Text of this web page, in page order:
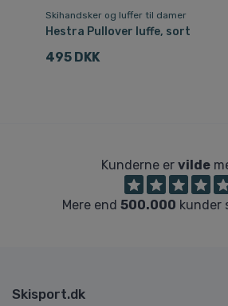
Skihandsker og luffer til damer
Hestra Pullover luffe, sort
495 DKK
Kunderne er vilde
Mere end 500.000 kunder
Skisport.dk